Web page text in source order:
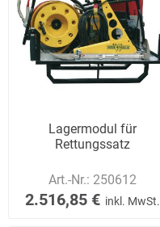
Lagermodul für
Rettungssatz
Art.-Nr.: 250612
2.516,85 € inkl. MwSt.